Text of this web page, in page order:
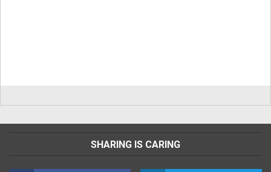
SHARING IS CARING